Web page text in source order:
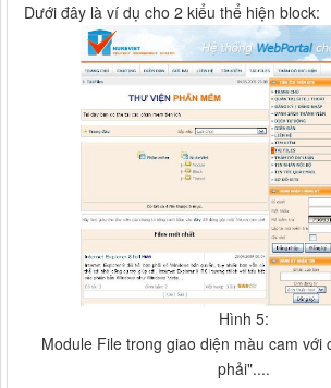
Dưới đây là ví dụ cho 2 kiểu thể hiện block:
Hình 5:
Module File trong giao diện màu cam với
phải"....